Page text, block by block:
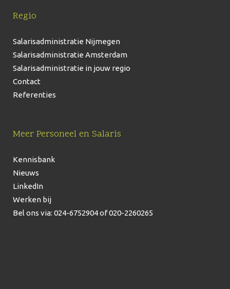
Regio
Salarisadministratie Nijmegen
Salarisadministratie Amsterdam
Salarisadministratie in jouw regio
Contact
Referenties
Meer Personeel en Salaris
Kennisbank
Nieuws
LinkedIn
Werken bij
Bel ons via: 024-6752904of 020-2260265